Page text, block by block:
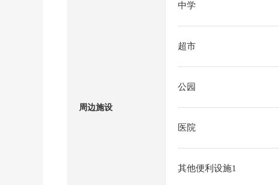
周边施设
中学
超市
公园
医院
其他便利设施1